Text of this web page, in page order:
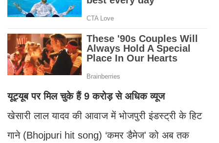
यूट्यूब पर मिल चुके हैं 9 करोड़ से अधिक व्यूज
खेसारी लाल यादव की आवाज में भोजपुरी इंडस्ट्री के हिट
गाने (Bhojpuri hit song) ‘कमर डैमेज' को अब तक